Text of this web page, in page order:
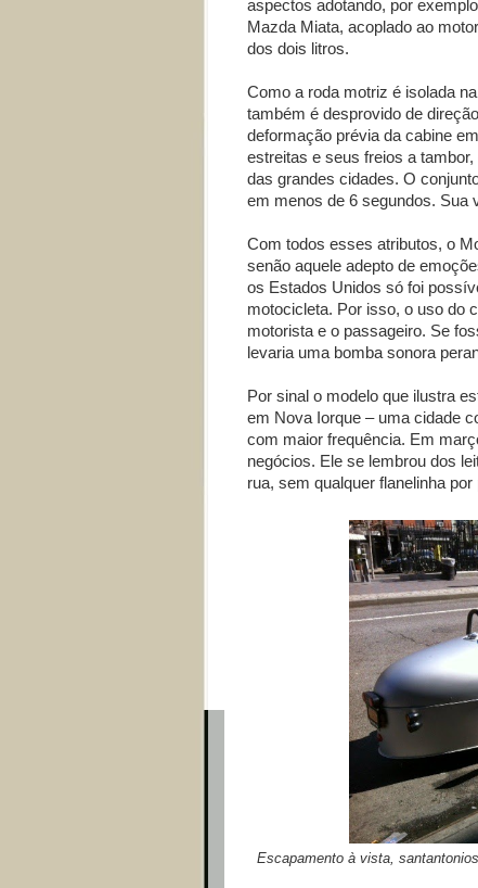
aspectos adotando, por
Mazda Miata, acoplado ao
dos dois litros.
Como a roda motriz é isolada
também é desprovido de
deformação prévia da cabine
estreitas e seus freios a
das grandes cidades. O
em menos de 6 segundos. Sua
Com todos esses atributos, o
senão aquele adepto de
os Estados Unidos só foi
motocicleta. Por isso, o uso do
motorista e o passageiro. Se
levaria uma bomba sonora
Por sinal o modelo que ilustra
em Nova Iorque – uma cidade
com maior frequência. Em
negócios. Ele se lembrou dos
rua, sem qualquer flanelinha por
Escapamento à vista,